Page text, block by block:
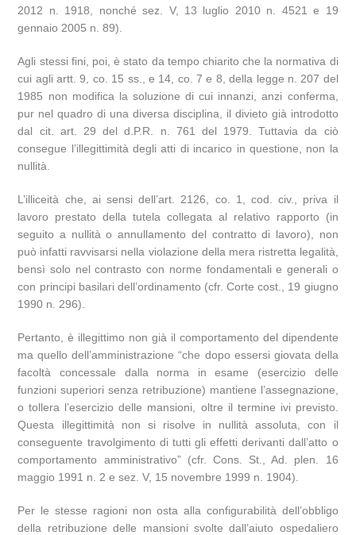
2012 n. 1918, nonché sez. V, 13 luglio 2010 n. 4521 e 19
gennaio 2005 n. 89).
Agli stessi fini, poi, è stato da tempo chiarito che la normativa di
cui agli artt. 9, co. 15 ss., e 14, co. 7 e 8, della legge n. 207 del
1985 non modifica la soluzione di cui innanzi, anzi conferma,
pur nel quadro di una diversa disciplina, il divieto già introdotto
dal cit. art. 29 del d.P.R. n. 761 del 1979. Tuttavia da ciò
consegue l’illegittimità degli atti di incarico in questione, non la
nullità.
L’illiceità che, ai sensi dell’art. 2126, co. 1, cod. civ., priva il
lavoro prestato della tutela collegata al relativo rapporto (in
seguito a nullità o annullamento del contratto di lavoro), non
può infatti ravvisarsi nella violazione della mera ristretta legalità,
bensì solo nel contrasto con norme fondamentali e generali o
con principi basilari dell’ordinamento (cfr. Corte cost., 19 giugno
1990 n. 296).
Pertanto, è illegittimo non già il comportamento del dipendente
ma quello dell’amministrazione “che dopo essersi giovata della
facoltà concessale dalla norma in esame (esercizio delle
funzioni superiori senza retribuzione) mantiene l’assegnazione,
o tollera l’esercizio delle mansioni, oltre il termine ivi previsto.
Questa illegittimità non si risolve in nullità assoluta, con il
conseguente travolgimento di tutti gli effetti derivanti dall’atto o
comportamento amministrativo” (cfr. Cons. St., Ad. plen. 16
maggio 1991 n. 2 e sez. V, 15 novembre 1999 n. 1904).
Per le stesse ragioni non osta alla configurabilità dell’obbligo
della retribuzione delle mansioni svolte dall’aiuto ospedaliero